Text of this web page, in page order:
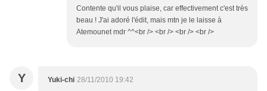
Contente qu'il vous plaise, car effectivement c'est très
beau ! J'ai adoré l'édit, mais mtn je le laisse à
Atemounet mdr ^^<br /> <br /> <br /> <br />
Y Yuki-chi 28/11/2010 19:42